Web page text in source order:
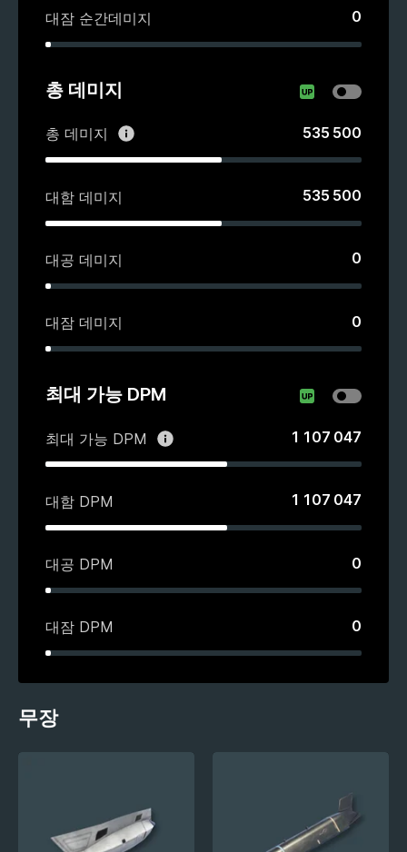
대잠 순간데미지 0
총 데미지
총 데미지 535 500
대함 데미지 535 500
대공 데미지 0
대잠 데미지 0
최대 가능 DPM
최대 가능 DPM 1 107 047
대함 DPM 1 107 047
대공 DPM 0
대잠 DPM 0
무장